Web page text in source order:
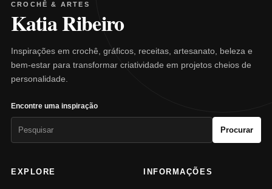
CROCHÊ & ARTES
Katia Ribeiro
Inspirações em crochê, gráficos, receitas, artesanato, beleza e
bem-estar para transformar criatividade em projetos cheios de
personalidade.
Encontre uma inspiração
Procurar
EXPLORE INFORMAÇÕES